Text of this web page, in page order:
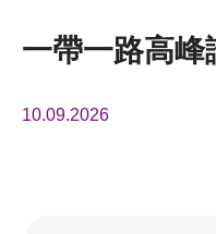
一帶一路高峰
10.09.2026